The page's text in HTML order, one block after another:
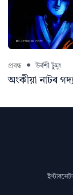
প্ৰবন্ধ উৰ্বশী টুমুং
অংকীয়া নাটৰ